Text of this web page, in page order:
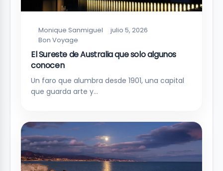
Monique Sanmiguel
julio 5, 2026
Bon Voyage
El Sureste de Australia que solo algunos
conocen
Un faro que alumbra desde 1901, una capital
que guarda arte y…